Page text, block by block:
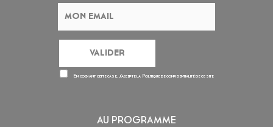
En cochant cette case, j’accepte la Politique de confidentialitéde ce site
AU PROGRAMME